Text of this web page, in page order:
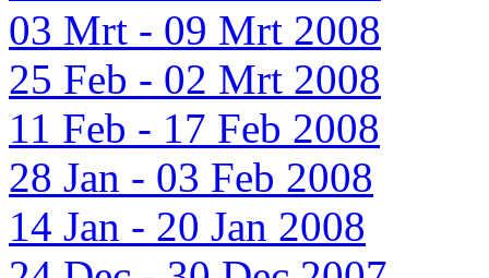
03 Mrt - 09 Mrt 2008
25 Feb - 02 Mrt 2008
11 Feb - 17 Feb 2008
28 Jan - 03 Feb 2008
14 Jan - 20 Jan 2008